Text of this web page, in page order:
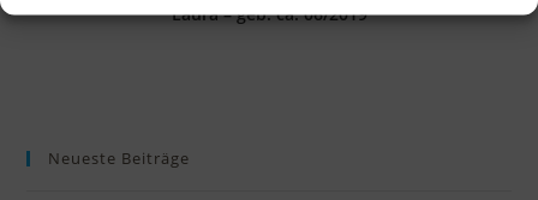
Laura – geb. ca. 06/2019
Neueste Beiträge